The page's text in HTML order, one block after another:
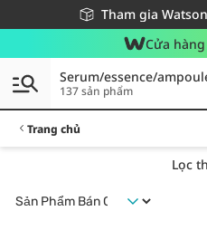
Tham gia
Miễn phí giao hàng
Giao hàng nhanh 24h - Áp
Cửa
Serum/essence/
137 sản phẩm
Trang chủ
Lọc